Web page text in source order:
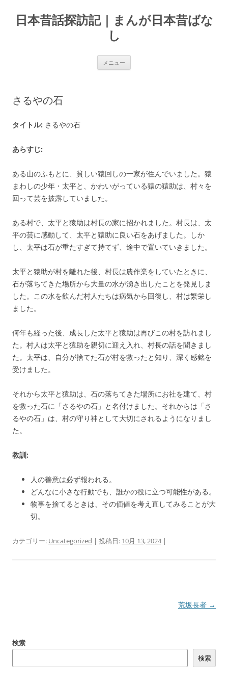
テ
ン日本昔話探訪記｜まんが日本昔ばな
し
メニュー
さるやの石
タイトル: さるやの石
あらすじ:
ある山のふもとに、貧しい猿回しの一家が住んでいました。猿
まわしの少年・太平と、かわいがっている猿の猿助は、村々を
回って芸を披露していました。
ある村で、太平と猿助は村長の家に招かれました。村長は、太
平の芸に感動して、太平と猿助に良い石をあげました。しか
し、太平は石が重たすぎて持てず、途中で置いていきました。
太平と猿助が村を離れた後、村長は農作業をしていたときに、
石が落ちてきた場所から大量の水が湧き出したことを発見しま
した。この水を飲んだ村人たちは病気から回復し、村は繁栄し
ました。
何年も経った後、成長した太平と猿助は再びこの村を訪れまし
た。村人は太平と猿助を親切に迎え入れ、村長の話を聞きまし
た。太平は、自分が捨てた石が村を救ったと知り、深く感銘を
受けました。
それから太平と猿助は、石の落ちてきた場所にお社を建て、村
を救った石に「さるやの石」と名付けました。それからは「さ
るやの石」は、村の守り神として大切にされるようになりまし
た。
教訓:
人の善意は必ず報われる。
どんなに小さな行動でも、誰かの役に立つ可能性がある。
物事を捨てるときは、その価値を考え直してみることが大
切。
カテゴリー: Uncategorized | 投稿日: 10月 13, 2024|
ビ
荒坂長者 →
検索
検索